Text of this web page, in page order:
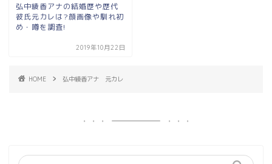
弘中綾香アナの結婚歴や歴代
彼氏元カレは?顔画像や馴れ初
め・噂を調査!
2019年10月22日
HOME 弘中綾香アナ 元カレ